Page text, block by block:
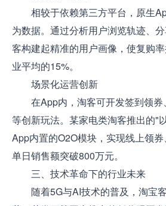
相较于依赖第三方平台，原生
为数据。通过分析用户浏览轨迹、
客构建起精准的用户画像，使复购
业平均的15%。
场景化运营创新
在App内，淘客可开发签到领券
等创新玩法。某家电类淘客推出的"
App内置的O2O模块，实现线上领券
单日销售额突破800万元。
三、技术革命下的行业未来
随着5G与AI技术的普及，淘宝